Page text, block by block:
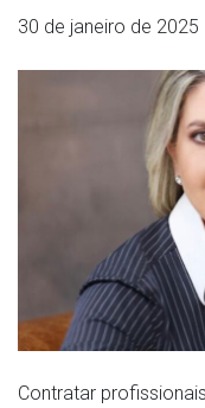
30 de janeiro de 2025
Contratar